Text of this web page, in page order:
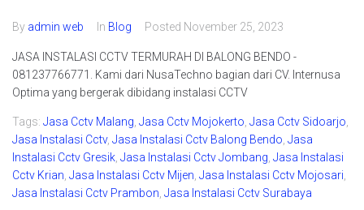
By admin web In Blog Posted November 25, 2023
JASA INSTALASI CCTV TERMURAH DI BALONG BENDO -
081237766771. Kami dari NusaTechno bagian dari CV. Internusa
Optima yang bergerak dibidang instalasi CCTV
Tags: Jasa Cctv Malang Jasa Cctv Mojokerto Jasa Cctv Sidoarjo
Jasa Instalasi Cctv, Jasa Instalasi Cctv Balong Bendo Jasa
Instalasi Cctv Gresik Jasa Instalasi Cctv Jombang Jasa Instalasi
Cctv Krian Jasa Instalasi Cctv Mijen Jasa Instalasi Cctv Mojosari
Jasa Instalasi Cctv Prambon Jasa Instalasi Cctv Surabaya